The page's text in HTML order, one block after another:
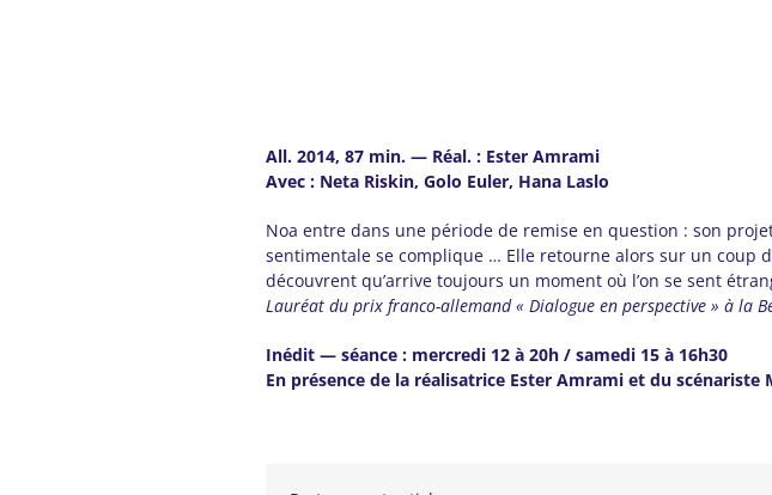
All. 2014, 87 min. — Réal. : Ester Amrami
Avec : Neta Riskin, Golo Euler, Hana Laslo
Noa entre dans une période de remise en question : son
sentimentale se complique … Elle retourne alors sur un coup
découvrent qu’arrive toujours un moment où l’on se sent
Lauréat du prix franco-allemand « Dialogue en perspective » à la
Inédit — séance : mercredi 12 à 20h / samedi 15 à 16h30
En présence de la réalisatrice Ester Amrami et du scénariste